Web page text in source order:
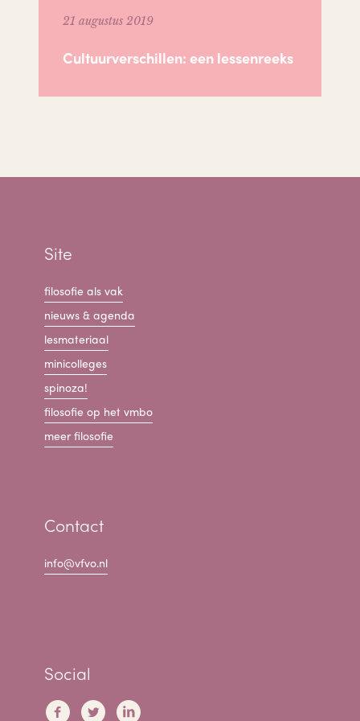
21 augustus 2019
Cultuurverschillen: een lessenreeks
Site
filosofie als vak
nieuws & agenda
lesmateriaal
minicolleges
spinoza!
filosofie op het vmbo
meer filosofie
Contact
info@vfvo.nl
Social